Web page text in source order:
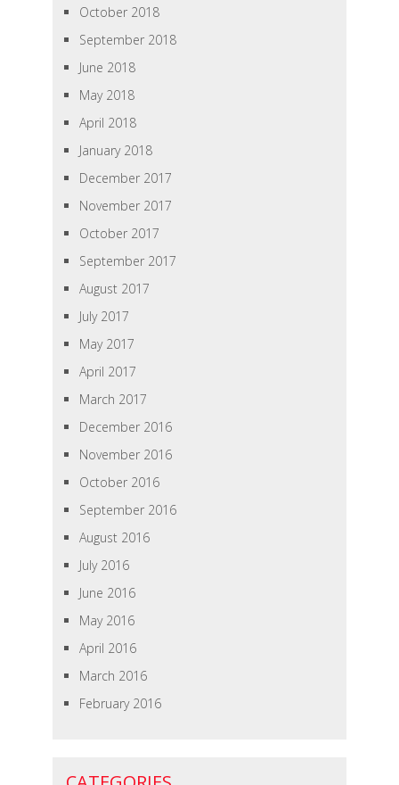
October 2018
September 2018
June 2018
May 2018
April 2018
January 2018
December 2017
November 2017
October 2017
September 2017
August 2017
July 2017
May 2017
April 2017
March 2017
December 2016
November 2016
October 2016
September 2016
August 2016
July 2016
June 2016
May 2016
April 2016
March 2016
February 2016